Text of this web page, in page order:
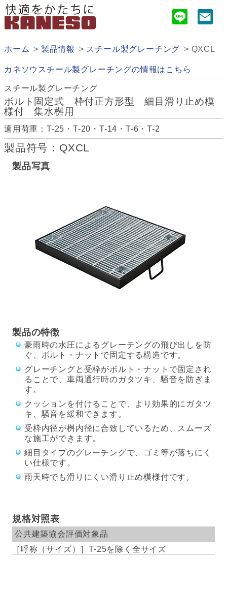
ホーム 製品情報 スチール製グレーチング QXCL
カネソウスチール製グレーチングの情報はこちら
スチール製グレーチング
ボルト固定式 枠付正方形型 細目滑り止め模
様付 集水桝用
適用荷重：T-25・T-20・T-14・T-6・T-2
製品符号：QXCL
製品写真
製品の特徴
豪雨時の水圧によるグレーチングの飛び出しを防
ぐ、ボルト・ナットで固定する構造です。
グレーチングと受枠がボルト・ナットで固定され
ることで、車両通行時のガタツキ、騒音を防ぎま
す。
クッションを付けることで、より効果的にガタツ
キ、騒音を緩和できます。
受枠内径が桝内径に合致しているため、スムーズ
な施工ができます。
細目タイプのグレーチングで、ゴミ等が落ちにく
い仕様です。
雨天時でも滑りにくい滑り止め模様付です。
規格対照表
公共建築協会評価対象品
T-25を除く全サイズ